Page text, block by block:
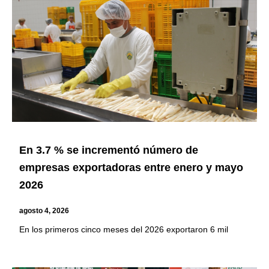
En 3.7 % se incrementó número de
empresas exportadoras entre enero y mayo
2026
agosto 4, 2026
En los primeros cinco meses del 2026 exportaron 6 mil